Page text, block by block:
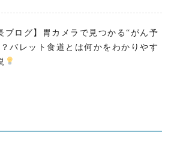
ブログ】胃カメラで見つかる“がん予
バレット食道とは何かをわかりやす